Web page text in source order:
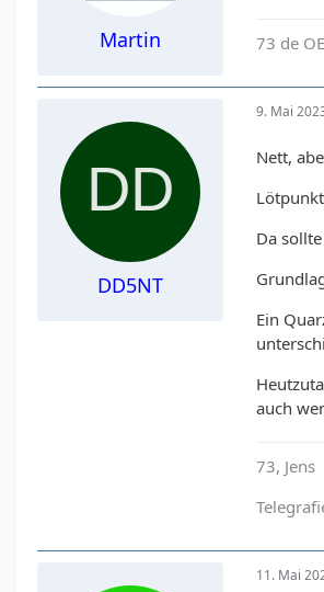
Martin 73 de
DD5NT
9. Mai
Nett,
Da
Ein
auch
73, Jens
11. Mai